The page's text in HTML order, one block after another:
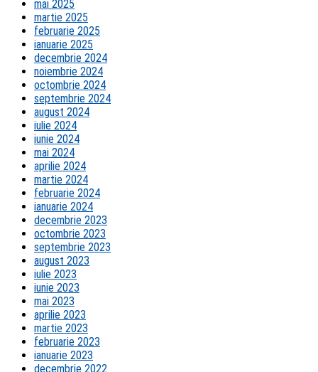
mai 2025
martie 2025
februarie 2025
ianuarie 2025
decembrie 2024
noiembrie 2024
octombrie 2024
septembrie 2024
august 2024
iulie 2024
iunie 2024
mai 2024
aprilie 2024
martie 2024
februarie 2024
ianuarie 2024
decembrie 2023
octombrie 2023
septembrie 2023
august 2023
iulie 2023
iunie 2023
mai 2023
aprilie 2023
martie 2023
februarie 2023
ianuarie 2023
decembrie 2022